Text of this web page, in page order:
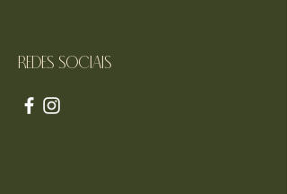
Redes sociais